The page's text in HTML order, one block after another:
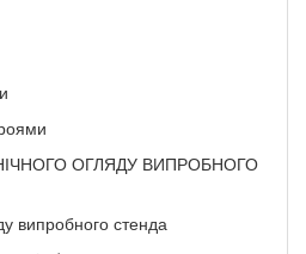
ОГЛЯДУ ВИПРОБНОГО
випробного стенда